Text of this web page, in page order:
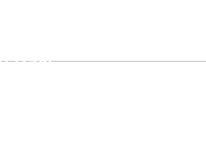
टंडन